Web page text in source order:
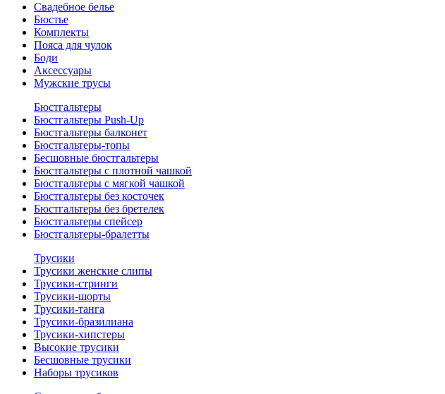
Свадебное белье
Бюстье
Комплекты
Пояса для чулок
Боди
Аксессуары
Мужские трусы
Бюстгальтеры
Бюстгальтеры Push-Up
Бюстгальтеры балконет
Бюстгальтеры-топы
Бесшовные бюстгальтеры
Бюстгальтеры с плотной чашкой
Бюстгальтеры с мягкой чашкой
Бюстгальтеры без косточек
Бюстгальтеры без бретелек
Бюстгальтеры спейсер
Бюстгальтеры-бралетты
Трусики
Трусики женские слипы
Трусики-стринги
Трусики-шорты
Трусики-танга
Трусики-бразилиана
Трусики-хипстеры
Высокие трусики
Бесшовные трусики
Наборы трусиков